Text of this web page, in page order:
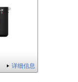
详细信息